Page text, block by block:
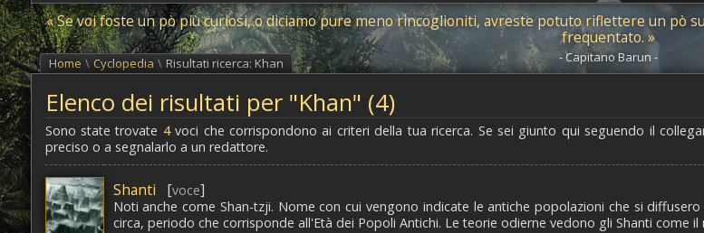
« Se voi foste un pò più curiosi, o diciamo pure meno rincoglioniti, avreste potuto riflettere un pò
frequentato. »
- Capitano Barun -
Home \ Cyclopedia \ Risultati ricerca: Khan
Elenco dei risultati per "Khan" (4)
Sono state trovate 4voci che corrispondono ai criteri della tua ricerca. Se sei giunto qui seguendo il
preciso o a segnalarlo a un redattore.
Shanti [voce]
Noti anche come Shan-tzji. Nome con cui vengono indicate le antiche popolazioni che si
circa, periodo che corrisponde all'Età dei Popoli Antichi. Le teorie odierne vedono gli Shanti come il